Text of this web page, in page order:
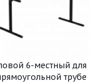
скамеек на
трубе